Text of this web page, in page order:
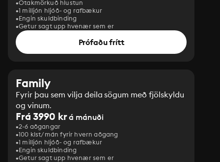
Ótakmörkuð hlustun
1 milljón hljóð- og rafbækur
Engin skuldbinding
Getur sagt upp hvenær sem er
Prófaðu frítt
Family
Fyrir þau sem vilja deila sögum með fjölskyldu
og vinum.
Frá 3990 krá mánuði
2-6 aðgangar
100 klst/mán fyrir hvern aðgang
1 milljón hljóð- og rafbækur
‎Engin skuldbinding
Getur sagt upp hvenær sem er